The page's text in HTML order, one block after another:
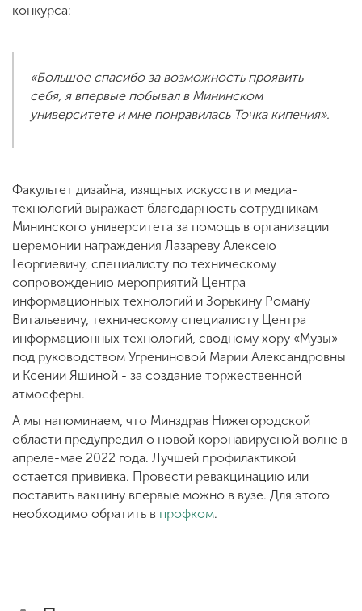
конкурса:
«Большое спасибо за возможность проявить
себя, я впервые побывал в Мининском
университете и мне понравилась Точка кипения».
Факультет дизайна, изящных искусств и медиа-
технологий выражает благодарность сотрудникам
Мининского университета за помощь в организации
церемонии награждения Лазареву Алексею
Георгиевичу, специалисту по техническому
сопровождению мероприятий Центра
информационных технологий и Зорькину Роману
Витальевичу, техническому специалисту Центра
информационных технологий, сводному хору «Музы»
под руководством Угрениновой Марии Александровны
и Ксении Яшиной - за создание торжественной
атмосферы.
А мы напоминаем, что Минздрав Нижегородской
области предупредил о новой коронавирусной волне в
апреле-мае 2022 года. Лучшей профилактикой
остается прививка. Провести ревакцинацию или
поставить вакцину впервые можно в вузе. Для этого
необходимо обратить в профком.